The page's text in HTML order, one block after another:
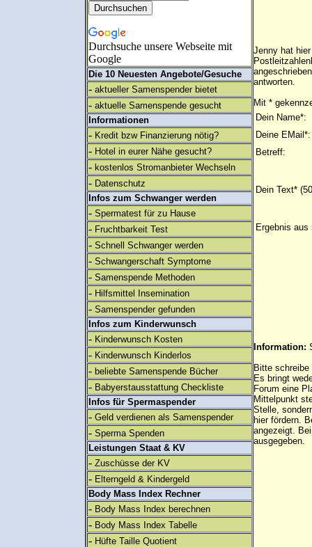
Durchsuche unsere Webseite mit
Google
Die 10 Neuesten Angebote/Gesuche
- aktueller Samenspender bietet
- aktuelle Samenspende gesucht
Informationen
- Kredit bzw Finanzierung nötig?
- Hotel in eurer Nähe gesucht?
- kostenlos Stromanbieter Wechseln
- Datenschutz
Infos zum Schwanger werden
- Spermatest für zu Hause
- Fruchtbarkeit Test
- Schnell Schwanger werden
- Schwangerschaft Symptome
- Samenspende Methoden
- Hilfsmittel Insemination
- Samenspender gefunden
Infos zum Kinderwunsch
- Kinderwunsch Kosten
- Kinderwunsch Kinderlos
- beliebte Samenspende Bücher
- Babyerstausstattung Checkliste
Infos für Spermaspender
- Geld verdienen als Samenspender
- Sperma Spenden
Leistungen Staat & KV
- Zuschüsse der KV
- Elterngeld & Kindergeld
Body Mass Index Rechner
- Body Mass Index berechnen
- Body Mass Index Tabelle
- Hüfte Taille Quotient
Jenny hat
antworten.
Mit *
Dein Name*:
Deine EMail*:
Betreff:
Dein Text*
Ergebnis aus
Information:
Bitte
Es bringt
Forum eine
Mittelpunkt
Stelle,
hier fördern.
angezeigt.
ausgegeben.